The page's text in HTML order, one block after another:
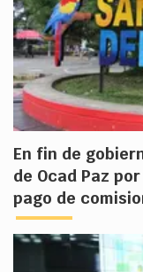
En fin de
de Ocad Paz
pago de